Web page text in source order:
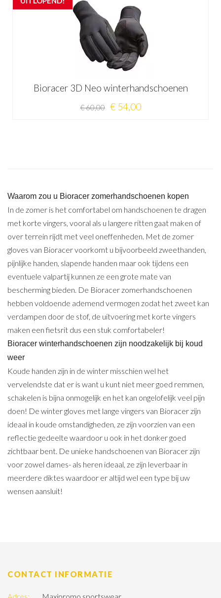
Bioracer 3D Neo winterhandschoenen
€ 60,00 € 54,00
Waarom zou u Bioracer zomerhandschoenen kopen
In de zomer is het comfortabel om handschoenen te dragen
met korte vingers, vooral als u langere ritten gaat maken of
over terrein rijdt met veel oneffenheden. Met de zomer
gloves van Bioracer voorkomt u bijvoorbeeld zweethanden,
pijnlijke handen, slapende handen maar ook tijdens een
eventuele valpartij kunnen ze een grote mate van
bescherming bieden. De Bioracer zomerhandschoenen
hebben voldoende ademend vermogen zodat het zweet kan
verdampen door de stof, de uitvoering met korte vingers
maken een fietsrit dus een stuk comfortabeler!
Bioracer winterhandschoenen zijn noodzakelijk bij koud
weer
Koude handen zijn in de winter misschien wel het
vervelendste dat er is want u kunt niet meer goed remmen,
schakelen is bijna onmogelijk en het kan ongelofelijk veel pijn
doen! De winter gloves met lange vingers van Bioracer zijn
ideaal in koude omstandigheden, ze zijn voorzien van een
reflectie gedeelte waardoor u ook in het donker goed
zichtbaar bent. De unieke handschoenen van Bioracer zijn
voor zowel dames- als heren ideaal, ze zijn leverbaar in
meerdere diktes waardoor er altijd wel een type bij uw
wensen aansluit!
CONTACT INFORMATIE